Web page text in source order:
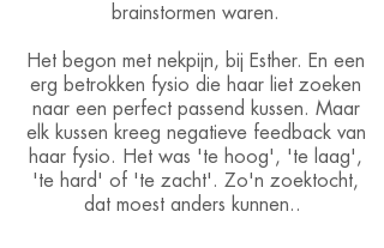
brainstormen waren.
Het begon met nekpijn, bij Esther. En een
erg betrokken fysio die haar liet zoeken
naar een perfect passend kussen. Maar
elk kussen kreeg negatieve feedback van
haar fysio. Het was 'te hoog', 'te laag',
'te hard' of 'te zacht'. Zo'n zoektocht,
dat moest anders kunnen..